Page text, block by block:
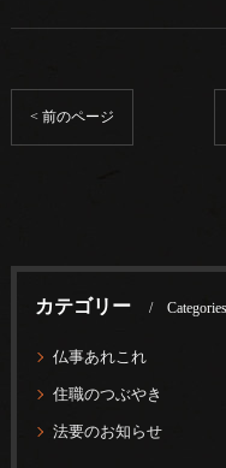
< 前のページ
カテゴリー Categories
仏事あれこれ
住職のつぶやき
法要のお知らせ